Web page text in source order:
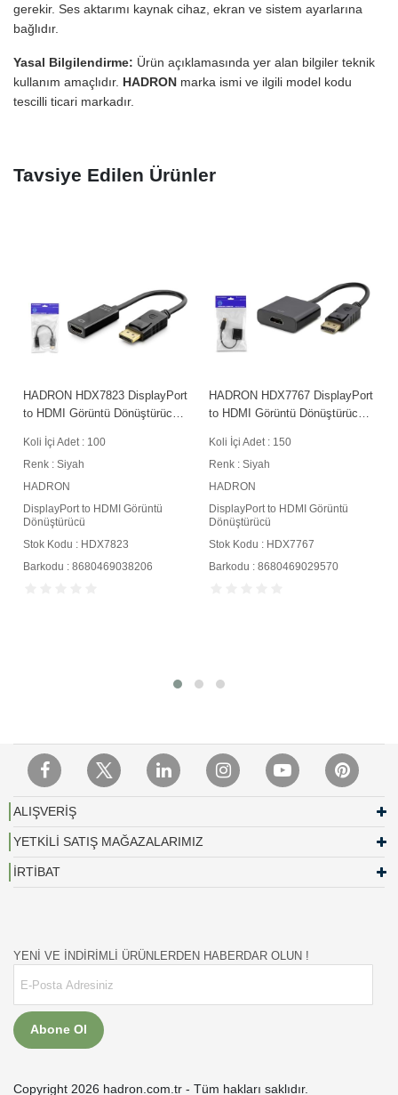
gerekir. Ses aktarımı kaynak cihaz, ekran ve sistem ayarlarına
bağlıdır.
Yasal Bilgilendirme: Ürün açıklamasında yer alan bilgiler teknik
kullanım amaçlıdır. HADRON marka ismi ve ilgili model kodu
tescilli ticari markadır.
Tavsiye Edilen Ürünler
HADRON HDX7823 DisplayPort
to HDMI Görüntü Dönüştürücü
Koli İçi Adet : 100
Renk : Siyah
HADRON
DisplayPort to HDMI Görüntü
Dönüştürücü
Stok Kodu : HDX7823
Barkodu : 8680469038206
HADRON HDX7767 DisplayPort
to HDMI Görüntü Dönüştürücü
Koli İçi Adet : 150
Renk : Siyah
HADRON
DisplayPort to HDMI Görüntü
Dönüştürücü
Stok Kodu : HDX7767
Barkodu : 8680469029570
ALIŞVERİŞ
YETKİLİ SATIŞ MAĞAZALARIMIZ
İRTİBAT
YENİ VE İNDİRİMLİ ÜRÜNLERDEN HABERDAR OLUN !
Abone Ol
Copyright 2026 hadron.com.tr - Tüm hakları saklıdır.